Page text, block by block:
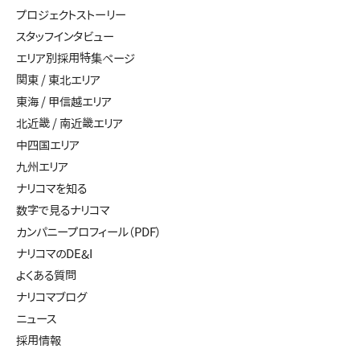
プロジェクトストーリー
スタッフインタビュー
エリア別採用特集ページ
関東 / 東北エリア
東海 / 甲信越エリア
北近畿 / 南近畿エリア
中四国エリア
九州エリア
ナリコマを知る
数字で見るナリコマ
カンパニープロフィール（PDF）
ナリコマのDE&I
よくある質問
ナリコマブログ
ニュース
採用情報